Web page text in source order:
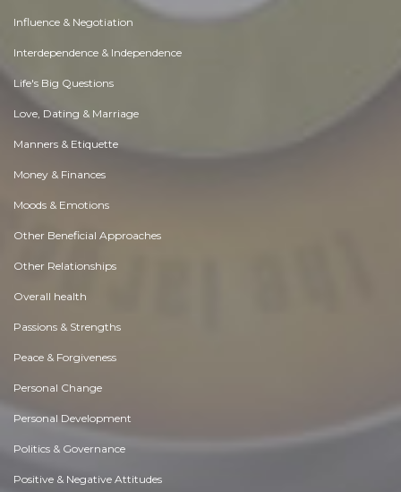
Influence & Negotiation
Interdependence & Independence
Life's Big Questions
Love, Dating & Marriage
Manners & Etiquette
Money & Finances
Moods & Emotions
Other Beneficial Approaches
Other Relationships
Overall health
Passions & Strengths
Peace & Forgiveness
Personal Change
Personal Development
Politics & Governance
Positive & Negative Attitudes